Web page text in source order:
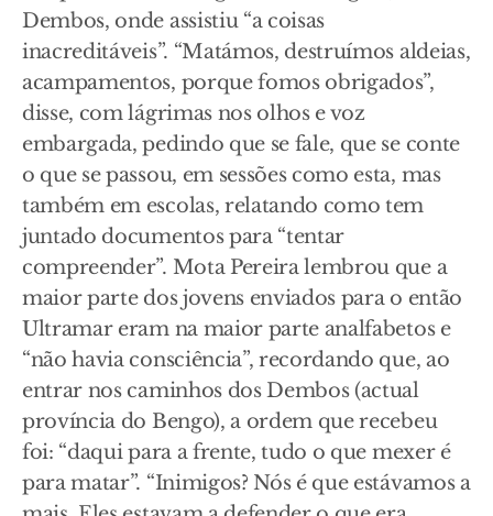
Dembos, onde assistiu “a coisas
inacreditáveis”. “Matámos, destruímos aldeias,
acampamentos, porque fomos obrigados”,
disse, com lágrimas nos olhos e voz
embargada, pedindo que se fale, que se conte
o que se passou, em sessões como esta, mas
também em escolas, relatando como tem
juntado documentos para “tentar
compreender”. Mota Pereira lembrou que a
maior parte dos jovens enviados para o então
Ultramar eram na maior parte analfabetos e
“não havia consciência”, recordando que, ao
entrar nos caminhos dos Dembos (actual
província do Bengo), a ordem que recebeu
foi: “daqui para a frente, tudo o que mexer é
para matar”. “Inimigos? Nós é que estávamos a